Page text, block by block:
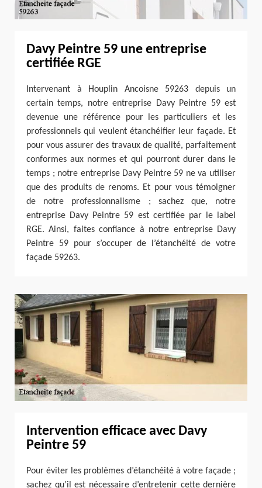
Davy Peintre 59 une entreprise
certifiée RGE
Intervenant à Houplin Ancoisne 59263 depuis un
certain temps, notre entreprise Davy Peintre 59 est
devenue une référence pour les particuliers et les
professionnels qui veulent étanchéifier leur façade. Et
pour vous assurer des travaux de qualité, parfaitement
conformes aux normes et qui pourront durer dans le
temps ; notre entreprise Davy Peintre 59 ne va utiliser
que des produits de renoms. Et pour vous témoigner
de notre professionnalisme ; sachez que, notre
entreprise Davy Peintre 59 est certifiée par le label
RGE. Ainsi, faites confiance à notre entreprise Davy
Peintre 59 pour s’occuper de l’étanchéité de votre
façade 59263.
Intervention efficace avec Davy
Peintre 59
Pour éviter les problèmes d’étanchéité à votre façade ;
sachez qu’il est nécessaire d’entretenir cette dernière